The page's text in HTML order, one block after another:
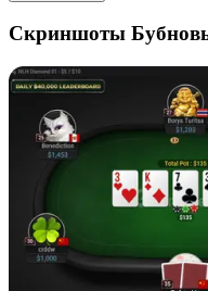
Скриншоты